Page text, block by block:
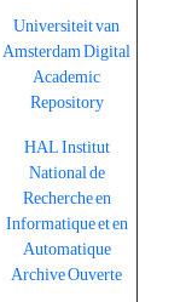
Universiteit van
Amsterdam Digital
Academic
Repository
HAL Institut
National de
Recherche en
Informatique et en
Automatique
Archive Ouverte